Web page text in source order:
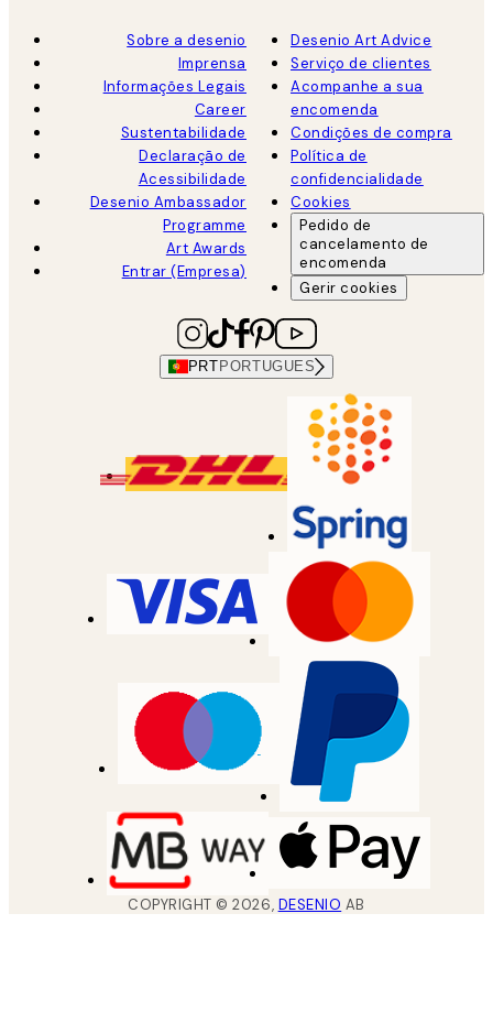
Sobre a desenio
Imprensa
Informações Legais
Career
Sustentabilidade
Declaração de
Acessibilidade
Desenio Ambassador
Programme
Art Awards
Entrar (Empresa)
Desenio Art Advice
Serviço de clientes
Acompanhe a sua
encomenda
Condições de compra
Política de
confidencialidade
Cookies
Pedido de
cancelamento de
encomenda
Gerir cookies
PRT PORTUGUES
COPYRIGHT ©2026, DESENIO AB